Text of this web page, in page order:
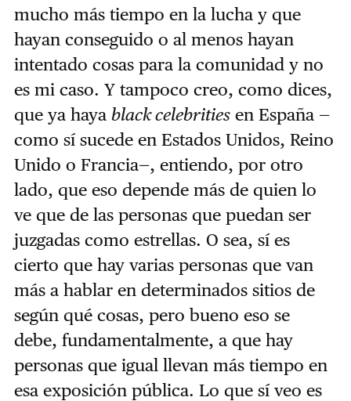
mucho más tiempo en la lucha y que
hayan conseguido o al menos hayan
intentado cosas para la comunidad y no
es mi caso. Y tampoco creo, como dices,
que ya haya black celebritiesen España —
como sí sucede en Estados Unidos, Reino
Unido o Francia—, entiendo, por otro
lado, que eso depende más de quien lo
ve que de las personas que puedan ser
juzgadas como estrellas. O sea, sí es
cierto que hay varias personas que van
más a hablar en determinados sitios de
según qué cosas, pero bueno eso se
debe, fundamentalmente, a que hay
personas que igual llevan más tiempo en
esa exposición pública. Lo que sí veo es